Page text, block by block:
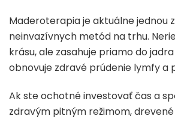
Maderoterapia je aktuálne jednou
neinvazívnych metód na trhu.
krásu, ale zasahuje priamo do
obnovuje zdravé prúdenie lymfy a
Ak ste ochotné investovať čas a
zdravým pitným režimom,